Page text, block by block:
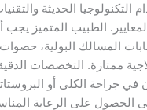
الحديثة
الطبيب المتميز
المسالك البولية، حصوات
ممتازة. التخصصات
الكلى أو البروستاتا
على الرعاية